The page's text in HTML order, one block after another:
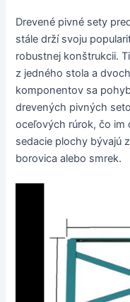
Drevené pivné sety
stále drží svoju
robustnej konštrukcii.
z jedného stola a
komponentov sa
drevených pivných
oceľových rúrok, čo im
sedacie plochy bývajú
borovica alebo smrek.